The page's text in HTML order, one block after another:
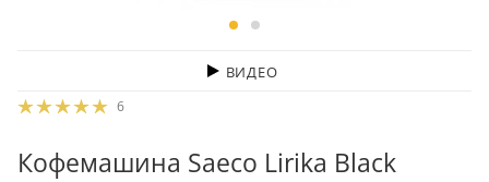
ВИДЕО
6
Кофемашина Saeco Lirika Black